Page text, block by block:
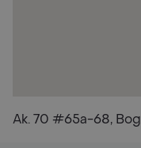
Ak. 70 #65a-68,